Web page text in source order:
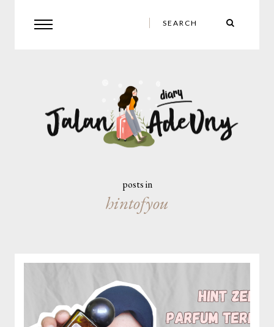
posts in
hintofyou